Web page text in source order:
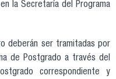
la Secretaría del Programa
deberán ser tramitadas por
de Postgrado a través del
correspondiente y